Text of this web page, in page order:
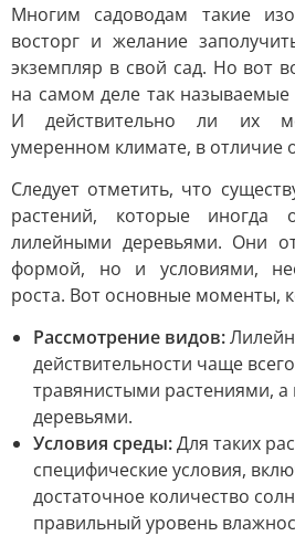
Многим садоводам такие
восторг и желание
экземпляр в свой сад. Но вот
на самом деле так называемые
И действительно ли их
умеренном климате, в отличие
Следует отметить, что
растений, которые иногда
лилейными деревьями. Они
формой, но и условиями,
роста. Вот основные моменты,
Рассмотрение видов:
действительности чаще
травянистыми растениями,
деревьями.
Условия среды:Для таких
специфические условия,
достаточное количество
правильный уровень